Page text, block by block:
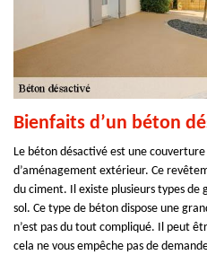
Bienfaits d’un béton
Le béton désactivé est une
d’aménagement extérieur. Ce
du ciment. Il existe plusieurs types de
sol. Ce type de béton dispose une
n’est pas du tout compliqué. Il peut
cela ne vous empêche pas de